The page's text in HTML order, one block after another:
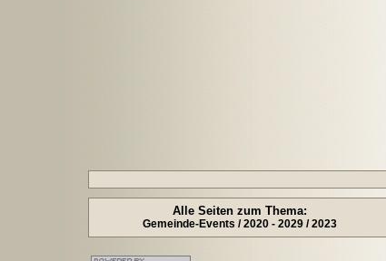
Alle Seiten zum Thema:
Gemeinde-Events / 2020 - 2029 / 2023